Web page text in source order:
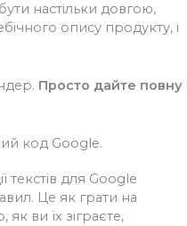
настільки довгою,
опису продукту, і
Просто дайте повну
код Google.
текстів для Google
Це як грати на
як ви їх зіграєте,